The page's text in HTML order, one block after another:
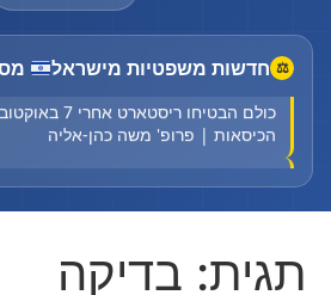
⚖ חדשות משפטיות מישראל
החלום האמריקני מתפרק: סעודיה בחרה
כולם הבטיחו
הכיסאות | פרופ' משה כהן-אליה
של קול
לפני צאת השבת
תגית: בדיקה